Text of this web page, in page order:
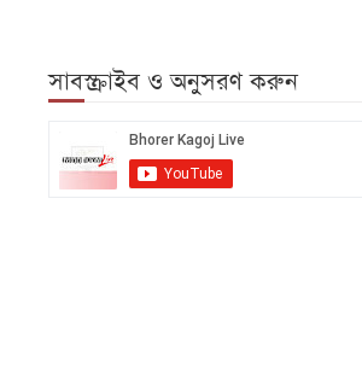
সাবস্ক্রাইব ও অনুসরণ করুন